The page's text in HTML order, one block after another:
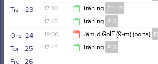
19:15
21:00
23
Tis 17:30 Träning F11-12
19:00
17:45 Träning P13
19:15
24
Ons 19:00 Jämjö GoIF (9-m) (borta)
25
Tor 17:45 Träning P13
26
Fre